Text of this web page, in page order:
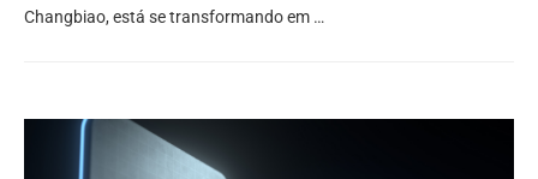
Changbiao, está se transformando em …